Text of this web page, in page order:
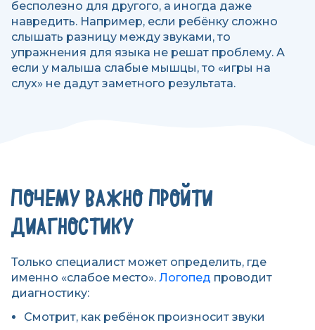
бесполезно для другого, а иногда даже
навредить. Например, если ребёнку сложно
слышать разницу между звуками, то
упражнения для языка не решат проблему. А
если у малыша слабые мышцы, то «игры на
слух» не дадут заметного результата.
ПОЧЕМУ ВАЖНО ПРОЙТИ
ДИАГНОСТИКУ
Только специалист может определить, где
именно «слабое место». Логопед проводит
диагностику:
Смотрит, как ребёнок произносит звуки